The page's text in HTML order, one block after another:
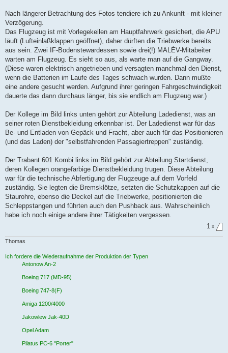
e
i
t
r
a
g
Nach längerer Betrachtung des Fotos tendiere ich zu Ankunft - mit kleiner
Verzögerung.
Das Flugzeug ist mit Vorlegekeilen am Hauptfahrwerk gesichert, die APU
läuft (Lufteinlaßklappen geöffnet), daher dürften die Triebwerke bereits
aus sein. Zwei IF-Bodenstewardessen sowie drei(!) MALÉV-Mitabeiter
warten am Flugzeug. Es sieht so aus, als warte man auf die Gangway.
(Diese waren elektrisch angetrieben und versagten manchmal den Dienst,
wenn die Batterien im Laufe des Tages schwach wurden. Dann mußte
eine andere gesucht werden. Aufgrund ihrer geringen Fahrgeschwindigkeit
dauerte das dann durchaus länger, bis sie endlich am Flugzeug war.)
Der Kollege im Bild links unten gehört zur Abteilung Ladedienst, was an
seiner roten Dienstbekleidung erkennbar ist. Der Ladedienst war für das
Be- und Entladen von Gepäck und Fracht, aber auch für das Positionieren
(und das Laden) der "selbstfahrenden Passagiertreppen" zuständig.
Der Trabant 601 Kombi links im Bild gehört zur Abteilung Startdienst,
deren Kollegen orangefarbige Dienstbekleidung trugen. Diese Abteilung
war für die technische Abfertigung der Flugzeuge auf dem Vorfeld
zuständig. Sie legten die Bremsklötze, setzten die Schutzkappen auf die
Staurohre, ebenso die Deckel auf die Triebwerke, positionierten die
Schleppstangen und führten auch den Pushback aus. Wahrscheinlich
habe ich noch einige andere ihrer Tätigkeiten vergessen.
1 x
Thomas
Ich fordere die Wiederaufnahme der Produktion der Typen
Antonow An-2
Boeing 717 (MD-95)
Boeing 747-8(F)
Amiga 1200/4000
Jakowlew Jak-40D
Opel Adam
Pilatus PC-6 "Porter"